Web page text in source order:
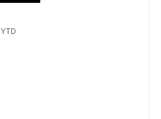
YTD